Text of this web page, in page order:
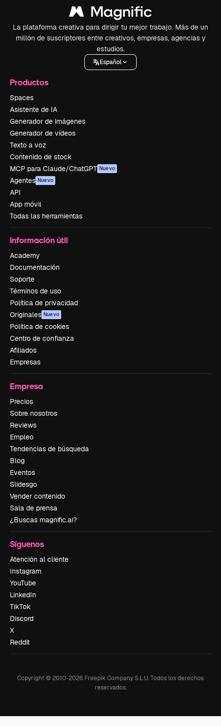
La plataforma creativa para dirigir tu mejor trabajo. Más de un
millón de suscriptores entre creativos, empresas, agencias y
estudios.
Español
Productos
Spaces
Asistente de IA
Generador de imágenes
Generador de vídeos
Texto a voz
Contenido de stock
MCP para Claude/ChatGPT Nuevo
Agentes Nuevo
API
App móvil
Todas las herramientas
Información útil
Academy
Documentación
Soporte
Términos de uso
Política de privacidad
Originales Nuevo
Política de cookies
Centro de confianza
Afiliados
Empresas
Empresa
Precios
Sobre nosotros
Reviews
Empleo
Tendencias de búsqueda
Blog
Eventos
Slidesgo
Vender contenido
Sala de prensa
¿Buscas magnific.ai?
Síguenos
Atención al cliente
Instagram
YouTube
LinkedIn
TikTok
Discord
X
Reddit
Copyright © 2010-2026 Freepik Company S.L.U.Todos los derechos
reservados.